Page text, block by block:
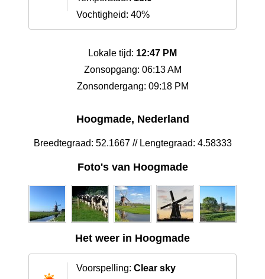
Vochtigheid: 40%
Lokale tijd: 12:47 PM
Zonsopgang: 06:13 AM
Zonsondergang: 09:18 PM
Hoogmade, Nederland
Breedtegraad: 52.1667 // Lengtegraad: 4.58333
Foto's van Hoogmade
Het weer in Hoogmade
Voorspelling: Clear sky